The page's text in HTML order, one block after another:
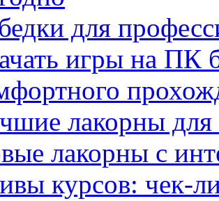
для
игры на ПК
лакорны для
лакорны с
курсов: чек-